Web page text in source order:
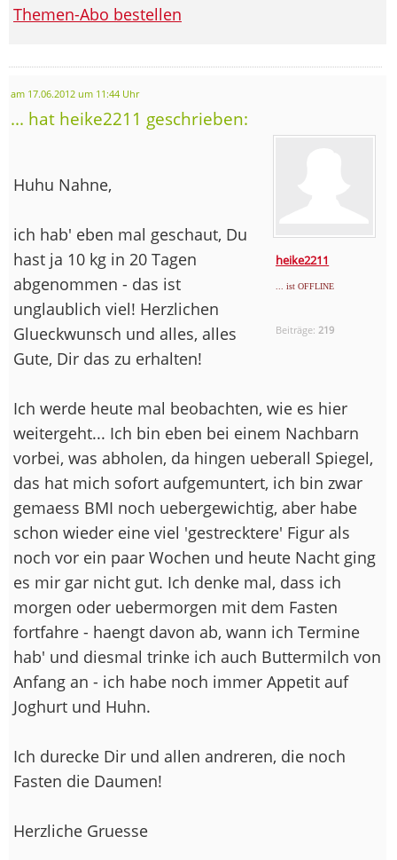
Themen-Abo bestellen
am 17.06.2012 um 11:44 Uhr
... hat heike2211 geschrieben:
heike2211
... ist OFFLINE
Beiträge: 219
Huhu Nahne,
ich hab' eben mal geschaut, Du
hast ja 10 kg in 20 Tagen
abgenommen - das ist
unglaublich viel! Herzlichen
Glueckwunsch und alles, alles
Gute, Dir das zu erhalten!
Ich werde heute mal beobachten, wie es hier
weitergeht... Ich bin eben bei einem Nachbarn
vorbei, was abholen, da hingen ueberall Spiegel,
das hat mich sofort aufgemuntert, ich bin zwar
gemaess BMI noch uebergewichtig, aber habe
schon wieder eine viel 'gestrecktere' Figur als
noch vor ein paar Wochen und heute Nacht ging
es mir gar nicht gut. Ich denke mal, dass ich
morgen oder uebermorgen mit dem Fasten
fortfahre - haengt davon ab, wann ich Termine
hab' und diesmal trinke ich auch Buttermilch von
Anfang an - ich habe noch immer Appetit auf
Joghurt und Huhn.
Ich durecke Dir und allen andreren, die noch
Fasten die Daumen!
Herzliche Gruesse